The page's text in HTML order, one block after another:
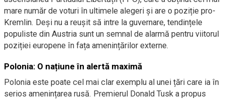
mare număr de voturi în ultimele alegeri și are o poziție pro-
Kremlin. Deși nu a reușit să intre la guvernare, tendințele
populiste din Austria sunt un semnal de alarmă pentru viitorul
poziției europene în fața amenințărilor externe.
Polonia: O națiune în alertă maximă
Polonia este poate cel mai clar exemplu al unei țări care ia în
serios amenințarea rusă. Premierul Donald Tusk a propus